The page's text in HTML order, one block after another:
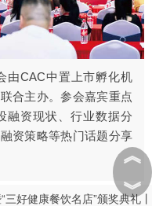
由CAC中置上市孵化机
合主办。参会嘉宾重点
融资现状、行业数据分
资策略等热门话题分享
好健康餐饮名店”颁奖典礼丨
︽
︾